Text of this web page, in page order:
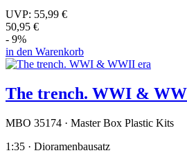
UVP: 55,99 €
50,95 €
- 9%
in den Warenkorb
The trench. WWI &
MBO 35174 · Master Box Plastic Kits
1:35 · Dioramenbausatz